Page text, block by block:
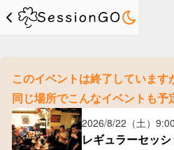
このイベントは終了しています
同じ場所でこんなイベントも予
2026/8/22（土） 9:00
レギュラーセッ